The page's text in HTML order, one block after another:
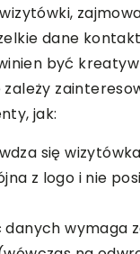
dane
być
jak:
się
z logo i nie
danych wymaga